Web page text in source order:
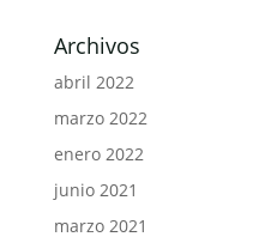
Archivos
abril 2022
marzo 2022
enero 2022
junio 2021
marzo 2021